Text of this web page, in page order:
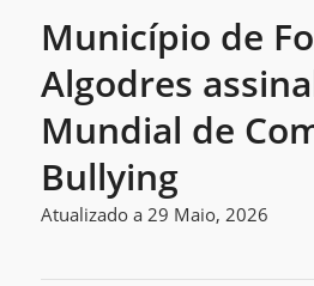
Município de
Algodres
Mundial de
Bullying
Atualizado a 29 Maio, 2026